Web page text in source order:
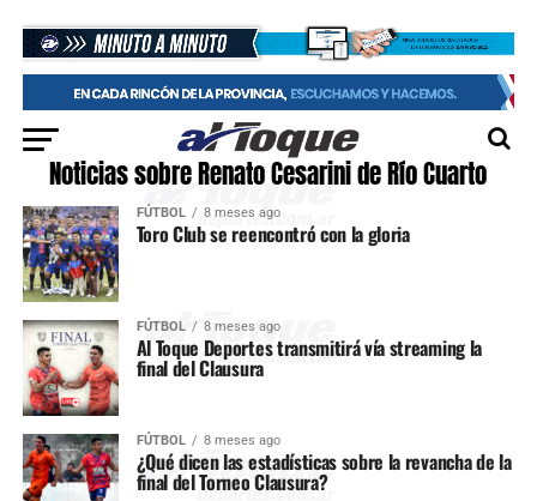
Noticias sobre Renato Cesarini de Río Cuarto
FÚTBOL 8 meses ago
Toro Club se reencontró con la gloria
FÚTBOL 8 meses ago
Al Toque Deportes transmitirá vía streaming la
final del Clausura
FÚTBOL 8 meses ago
¿Qué dicen las estadísticas sobre la revancha de la
final del Torneo Clausura?